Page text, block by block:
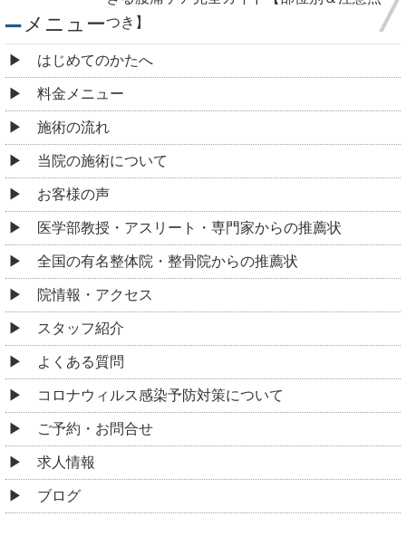
つき】
メニュー
はじめてのかたへ
料金メニュー
施術の流れ
当院の施術について
お客様の声
医学部教授・アスリート・専門家からの推薦状
全国の有名整体院・整骨院からの推薦状
院情報・アクセス
スタッフ紹介
よくある質問
コロナウィルス感染予防対策について
ご予約・お問合せ
求人情報
ブログ